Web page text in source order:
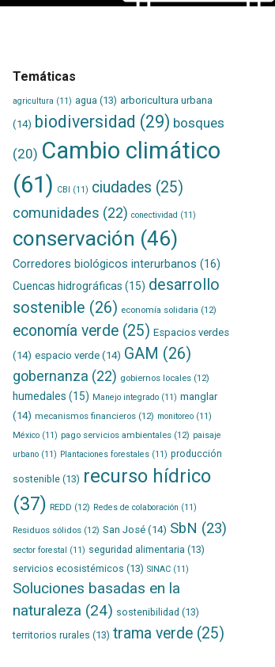
Temáticas
agricultura (11) agua (13) arboricultura urbana
(14) biodiversidad (29) bosques
(20) Cambio climático
(61) CBI (11) ciudades (25)
comunidades (22) conectividad (11)
conservación (46)
Corredores biológicos interurbanos (16)
Cuencas hidrográficas (15) desarrollo
sostenible (26) economía solidaria (12)
economía verde(25) Espacios verdes
(14) espacio verde(14) GAM (26)
gobernanza (22) gobiernos locales(12)
humedales (15) Manejo integrado(11) manglar
(14) mecanismos financieros(12) monitoreo(11)
México(11) pago servicios ambientales(12) paisaje
urbano(11) Plantaciones forestales(11) producción
sostenible(13) recurso hídrico
(37) REDD (12) Redes de colaboración (11)
Residuos sólidos(12) San José(14) SbN (23)
sector forestal (11) seguridad alimentaria (13)
servicios ecosistémicos (13) SINAC(11)
Soluciones basadas en la
naturaleza (24) sostenibilidad (13)
territorios rurales (13) trama verde(25)